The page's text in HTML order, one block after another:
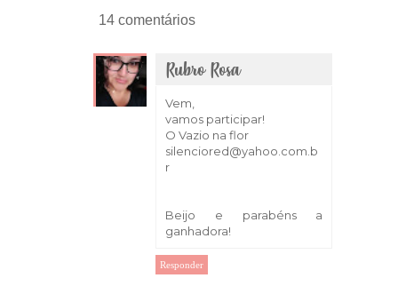
14 comentários
Rubro Rosa
Vem,
vamos participar!
O Vazio na flor
silenciored@yahoo.com.b
r
Beijo e parabéns a
ganhadora!
Responder